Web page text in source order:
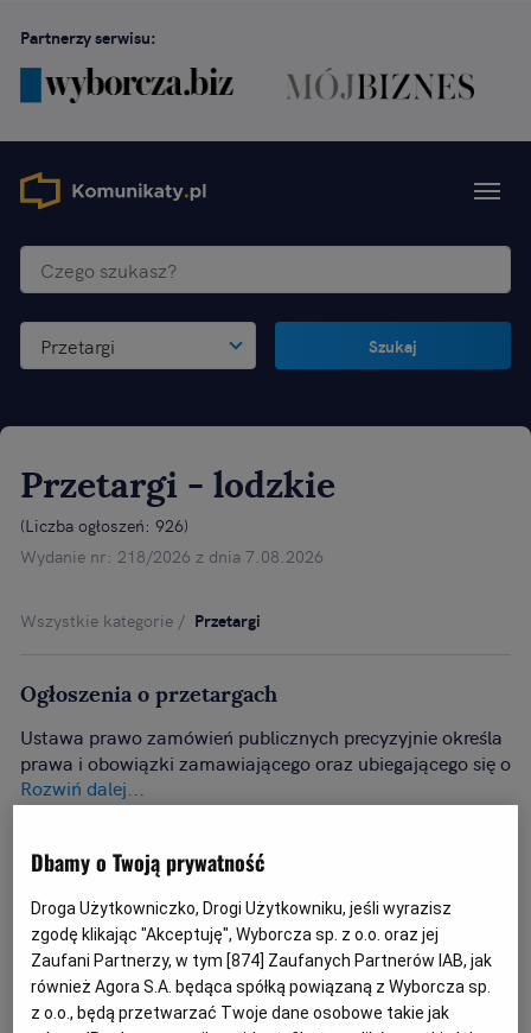
Partnerzy serwisu:
Przetargi Szukaj
Przetargi - lodzkie
(Liczba ogłoszeń: 926)
Wydanie nr: 218/2026 z dnia 7.08.2026
Wszystkie kategorie Przetargi
Ogłoszenia o przetargach
Ustawa prawo zamówień publicznych precyzyjnie określa
prawa i obowiązki zamawiającego oraz ubiegającego się o
zamówienie w przetargach publicznych. Każdy
tym w ogłoszeniu o zamówieniu. Powinien on
którego prowadzi przetarg, konkurs ofert
poprzedzających umowę czy licytację. Korzystanie z
wyszukiwarki ogłoszeń na portalu komunikaty.pl
umożliwia bieżące śledzenie aktualnych przetargów w
ramach zamówień publicznych, zapytań ofertowych i
Rozwiń dalej...
Dbamy o Twoją prywatność
Droga Użytkowniczko, Drogi Użytkowniku, jeśli wyrazisz
zgodę klikając "Akceptuję", Wyborcza sp. z o.o. oraz jej
Zaufani Partnerzy, w tym [874] Zaufanych Partnerów IAB, jak
również Agora S.A. będąca spółką powiązaną z Wyborcza sp.
z o.o., będą przetwarzać Twoje dane osobowe takie jak